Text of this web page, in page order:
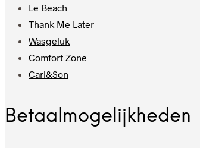
Le Beach
Thank Me Later
Wasgeluk
Comfort Zone
Carl&Son
Betaalmogelijkheden